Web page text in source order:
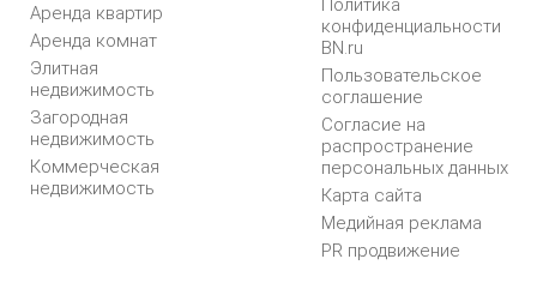
Аренда квартир
Аренда комнат
Элитная
недвижимость
Загородная
недвижимость
Коммерческая
недвижимость
Политика
конфиденциальности
BN.ru
Пользовательское
соглашение
Согласие на
распространение
персональных данных
Карта сайта
Медийная реклама
PR продвижение